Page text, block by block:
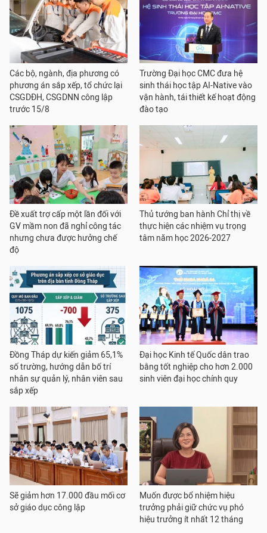
Các bộ, ngành, địa phương có
phương án sắp xếp, tổ chức lại
CSGDĐH, CSGDNN công lập
trước 15/8
Trường Đại học CMC đưa hệ
sinh thái học tập AI-Native vào
vận hành, tái thiết kế hoạt động
đào tạo
Đề xuất trợ cấp một lần đối với
GV mầm non đã nghỉ công tác
nhưng chưa được hưởng chế
độ
Thủ tướng ban hành Chỉ thị về
thực hiện các nhiệm vụ trọng
tâm năm học 2026-2027
Đồng Tháp dự kiến giảm 65,1%
số trường, hướng dẫn bố trí
nhân sự quản lý, nhân viên sau
sắp xếp
Đại học Kinh tế Quốc dân trao
bằng tốt nghiệp cho hơn 2.000
sinh viên đại học chính quy
Sẽ giảm hơn 17.000 đầu mối cơ
sở giáo dục công lập
Muốn được bổ nhiệm hiệu
trưởng phải giữ chức vụ phó
hiệu trưởng ít nhất 12 tháng